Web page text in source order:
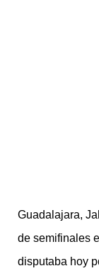
Guadalajara,
de semifinales
disputaba hoy